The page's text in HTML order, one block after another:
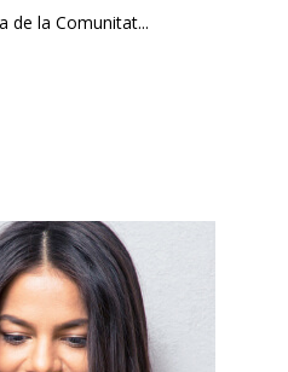
de la Comunitat...